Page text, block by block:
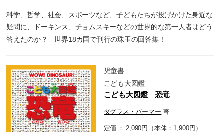
科学、哲学、社会、スポーツなど、子どもたちが投げかけた身近な
疑問に、ドーキンス、チョムスキーなどの世界的な第一人者はどう
答えたのか？ 世界18カ国で刊行の珠玉の回答集！
児童書
こども大図鑑
こども大図鑑 恐竜
ダグラス・パーマー 著
定価
2,090円（本体：1,900円）